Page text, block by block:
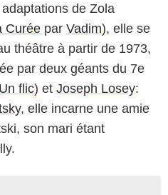
de Zola
Curée par Vadim), elle se
théâtre à partir de 1973,
par deux géants du 7e
Un flic) et Joseph Losey:
, elle incarne une amie
son mari étant